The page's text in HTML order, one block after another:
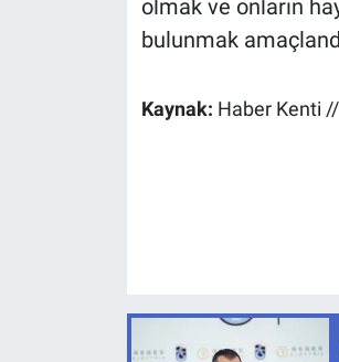
olmak ve onların
bulunmak
Kaynak: Haber Kenti